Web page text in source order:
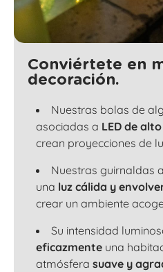
Conviértete en
decoración.
Nuestras bolas de
asociadas a LED de
crean proyecciones de
Nuestras guirnaldas
una luz cálida y
crear un ambiente
Su intensidad
eficazmente una
atmósfera suave y